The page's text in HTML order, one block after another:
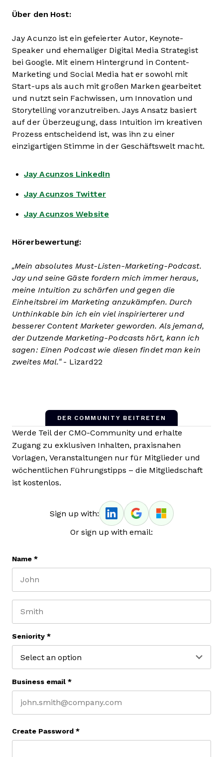
Über den Host:
Jay Acunzo ist ein gefeierter Autor, Keynote-
Speaker und ehemaliger Digital Media Strategist
bei Google. Mit einem Hintergrund in Content-
Marketing und Social Media hat er sowohl mit
Start-ups als auch mit großen Marken gearbeitet
und nutzt sein Fachwissen, um Innovation und
Storytelling voranzutreiben. Jays Ansatz basiert
auf der Überzeugung, dass Intuition im kreativen
Prozess entscheidend ist, was ihn zu einer
einzigartigen Stimme in der Geschäftswelt macht.
Jay Acunzos LinkedIn
Jay Acunzos Twitter
Jay Acunzos Website
Hörerbewertung:
„Mein absolutes Must-Listen-Marketing-Podcast.
Jay und seine Gäste fordern mich immer heraus,
meine Intuition zu schärfen und gegen die
Einheitsbrei im Marketing anzukämpfen. Durch
Unthinkable bin ich ein viel inspirierterer und
besserer Content Marketer geworden. Als jemand,
der Dutzende Marketing-Podcasts hört, kann ich
sagen: Einen Podcast wie diesen findet man kein
zweites Mal.“- Lizard22
DER COMMUNITY BEITRETEN
Werde Teil der CMO-Community und erhalte
Zugang zu exklusiven Inhalten, praxisnahen
Vorlagen, Veranstaltungen nur für Mitglieder und
wöchentlichen Führungstipps – die Mitgliedschaft
ist kostenlos.
Sign up with:
Or sign up with email:
Name *
Seniority *
Business email *
Create Password *